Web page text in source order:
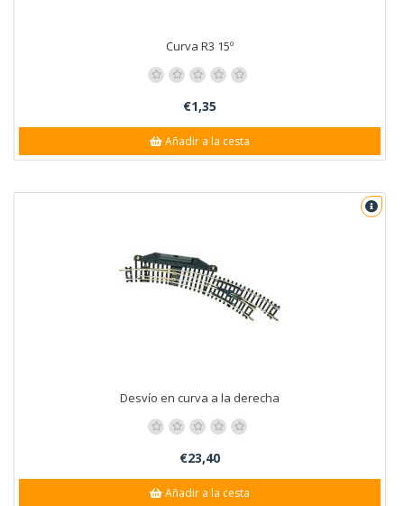
Curva R3 15º
€1,35
Añadir a la cesta
Desvío en curva a la derecha
€23,40
Añadir a la cesta